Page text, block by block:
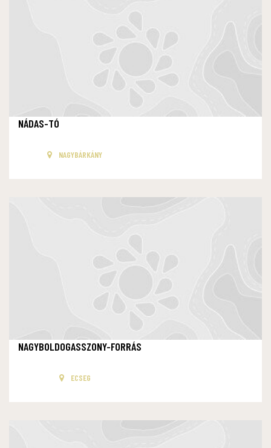
NÁDAS-TÓ
NAGYBÁRKÁNY
NAGYBOLDOGASSZONY-FORRÁS
ECSEG